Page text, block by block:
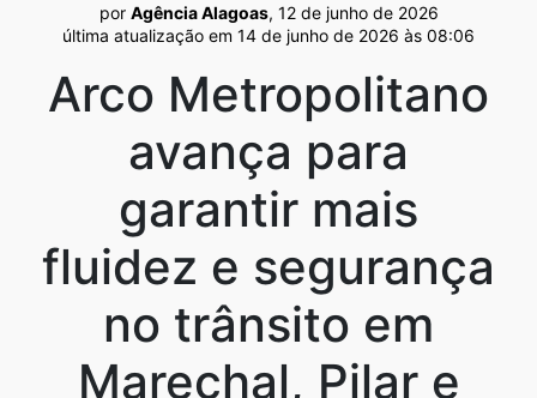
por Agência Alagoas, 12 de junho de 2026
última atualização em 14 de junho de 2026 às 08:06
Arco Metropolitano
avança para
garantir mais
fluidez e segurança
no trânsito em
Marechal, Pilar e